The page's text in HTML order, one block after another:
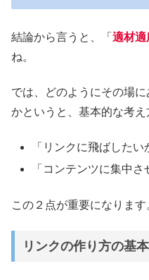
結論から言うと、「 適材適
ね。
では、どのようにその場
かというと、基本的な考え
「リンクに飛ばしたい
「コンテンツに集中さ
この２点が重要になります
リンクの作り方の基本